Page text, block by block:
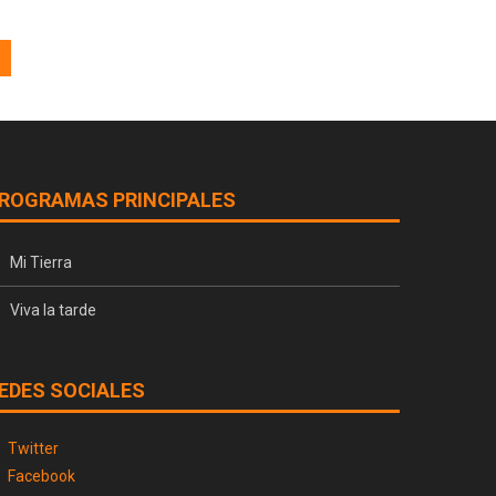
PRINCIPALES
Mi Tierra
Viva la tarde
SOCIALES
Twitter
Facebook